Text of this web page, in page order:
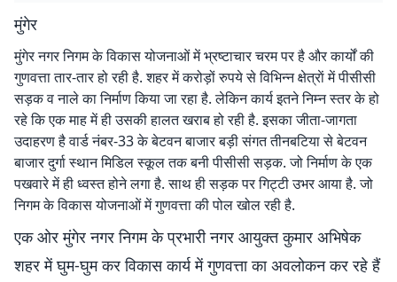
मुंगेर
मुंगेर नगर निगम के विकास योजनाओं में भ्रष्टाचार चरम पर है और कार्यों की
गुणवत्ता तार-तार हो रही है. शहर में करोड़ों रुपये से विभिन्न क्षेत्राें में पीसीसी
सड़क व नाले का निर्माण किया जा रहा है. लेकिन कार्य इतने निम्न स्तर के हो
रहे कि एक माह में ही उसकी हालत खराब हो रही है. इसका जीता-जागता
उदाहरण है वार्ड नंबर-33 के बेटवन बाजार बड़ी संगत तीनबटिया से बेटवन
बाजार दुर्गा स्थान मिडिल स्कूल तक बनी पीसीसी सड़क. जो निर्माण के एक
पखवारे में ही ध्वस्त होने लगा है. साथ ही सड़क पर गिट्टी उभर आया है. जो
निगम के विकास योजनाओं में गुणवत्ता की पोल खोल रही है.
एक ओर मुंगेर नगर निगम के प्रभारी नगर आयुक्त कुमार अभिषेक
शहर में घुम-घुम कर विकास कार्य में गुणवत्ता का अवलोकन कर रहे हैं